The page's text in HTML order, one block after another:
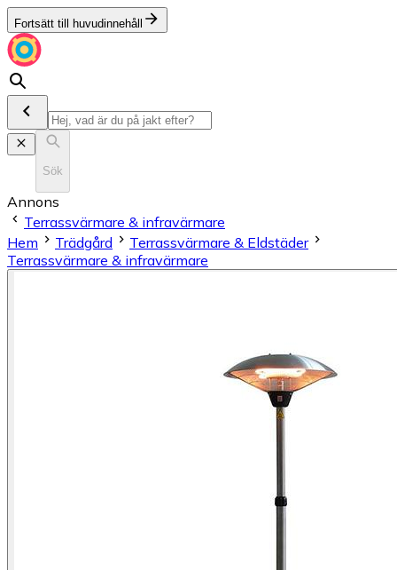
Fortsätt till huvudinnehåll
Sök
Annons
Terrassvärmare & infravärmare
Hem
Trädgård
Terrassvärmare & Eldstäder
Terrassvärmare & infravärmare